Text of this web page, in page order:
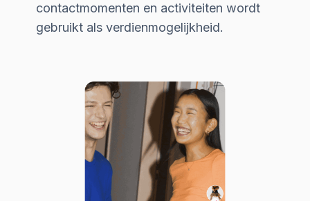
contactmomenten en activiteiten wordt
gebruikt als verdienmogelijkheid.